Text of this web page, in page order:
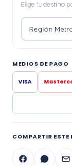
Elige tu destino
MEDIOS DE PAGO
VISA
COMPARTIR ESTE